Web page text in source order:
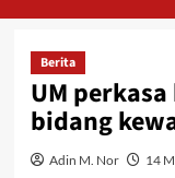
Berita
UM
bidang
Adin M. Nor 14